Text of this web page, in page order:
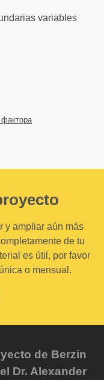
variables
y ampliar aún más
de tu
es útil, por favor
o mensual.
de Berzin
Dr. Alexander